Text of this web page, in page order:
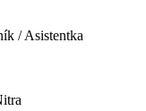
/ Asistentka